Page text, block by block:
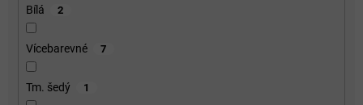
Bílá 2
Vícebarevné 7
Tm. šedý 1